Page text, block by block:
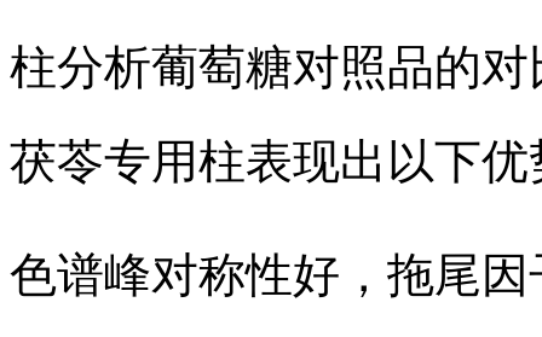
柱分析葡萄糖对照品的对
茯苓专用柱表现出以下优
色谱峰对称性好，拖尾